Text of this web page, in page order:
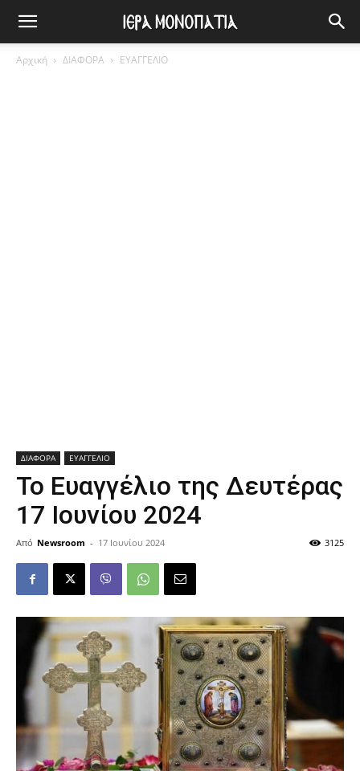
Αρχική ΔΙΑΦΟΡΑ ΕΥΑΓΓΕΛΙΟ
ΔΙΑΦΟΡΑ ΕΥΑΓΓΕΛΙΟ
Το Ευαγγέλιο της Δευτέρας
17 Ιουνίου 2024
Από Newsroom - 17 Ιουνίου 2024 3125